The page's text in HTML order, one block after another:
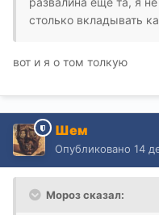
столько вкладывать
вот и я о том толкую
Шем
Опубликовано 14
Мороз сказал: